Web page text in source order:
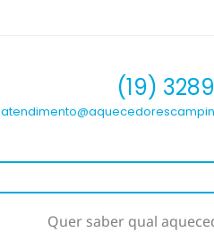
(19)
Quer saber qual